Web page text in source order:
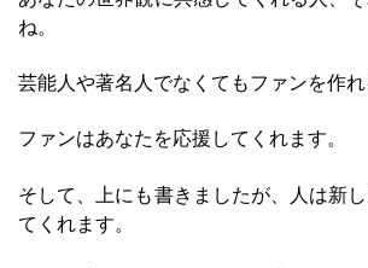
ね。
芸能人や著名人でなくてもファンを作れ
ファンはあなたを応援してくれます。
そして、上にも書きましたが、人は新
てくれます。